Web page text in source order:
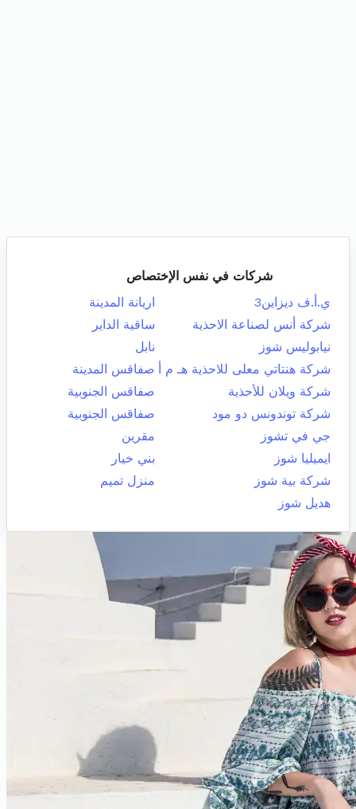
شركات في نفس الإختصاص
ي.أ.ف ديزاين3
اريانة المدينة
شركة أنس لصناعة الاحذية
ساقية الداير
نيابوليس شوز
نابل
شركة هنتاتي معلى للاحذية هـ م أ
صفاقس المدينة
شركة ويلان للأحذية
صفاقس الجنوبية
شركة توندونس دو مود
صفاقس الجنوبية
جي في تشوز
مقرين
ايميليا شوز
بني خيار
شركة بية شوز
منزل تميم
هديل شوز